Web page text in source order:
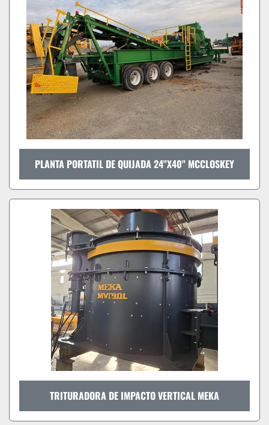
PLANTA PORTATIL DE QUIJADA 24"X40" MCCLOSKEY
TRITURADORA DE IMPACTO VERTICAL MEKA